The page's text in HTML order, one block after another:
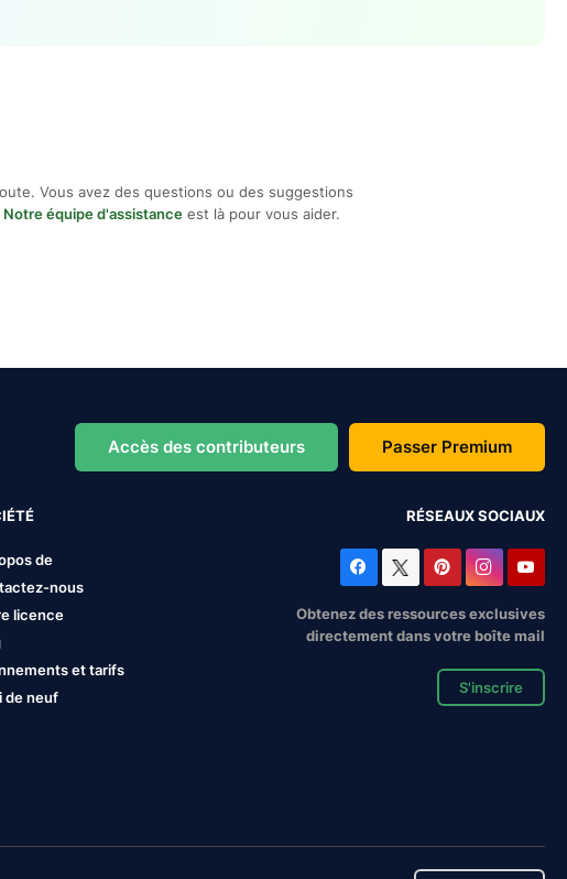
Vous avez des questions ou des suggestions
Notre équipe d'assistance est là pour vous aider.
Accès des contributeurs Passer Premium
de
nous
licence
et tarifs
de neuf
RÉSEAUX SOCIAUX
Obtenez des ressources exclusives
directement dans votre boîte mail
S'inscrire